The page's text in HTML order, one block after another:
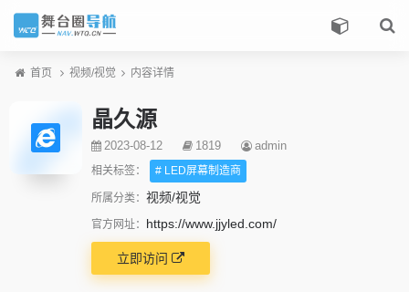
首页 视频/视觉 内容详情
晶久源
2023-08-12 1819
admin
相关标签：
# LED屏幕制造商
所属分类： 视频/视觉
官方网址： https://www.jjyled.com/
立即访问